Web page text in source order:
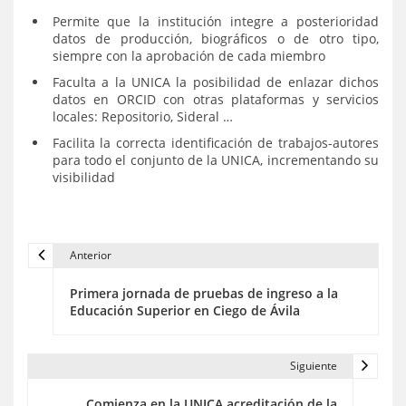
Permite que la institución integre a posterioridad
datos de producción, biográficos o de otro tipo,
siempre con la aprobación de cada miembro
Faculta a la UNICA la posibilidad de enlazar dichos
datos en ORCID con otras plataformas y servicios
locales: Repositorio, Sideral …
Facilita la correcta identificación de trabajos-autores
para todo el conjunto de la UNICA, incrementando su
visibilidad
Anterior
Primera jornada de pruebas de ingreso a la
Educación Superior en Ciego de Ávila
Siguiente